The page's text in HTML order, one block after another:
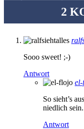
2
Sooo sweet! ;-)
Antwort
So sieht’s
niedlich
Antwort